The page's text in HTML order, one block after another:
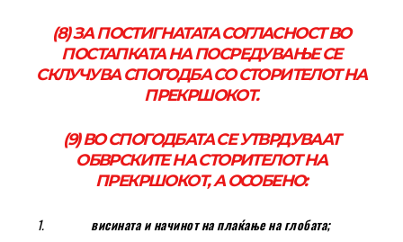
(8) ЗА ПОСТИГНАТАТА СОГЛАСНОСТ ВО
ПОСТАПКАТА НА ПОСРЕДУВАЊЕ СЕ
СКЛУЧУВА СПОГОДБА СО СТОРИТЕЛОТ НА
ПРЕКРШОКОТ.
(9) ВО СПОГОДБАТА СЕ УТВРДУВААТ
ОБВРСКИТЕ НА СТОРИТЕЛОТ НА
ПРЕКРШОКОТ, А ОСОБЕНО:
висината и начинот на плаќање на глобата;